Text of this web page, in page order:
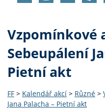
Vzpomínkové
Sebeupálení
Pietní akt
FF > Kalendář akcí > Různé >
Jana Palacha – Pietní akt